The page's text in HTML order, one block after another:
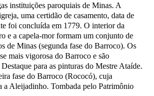
instituições paroquiais de Minas. A
uma certidão de casamento, data de
foi concluída em 1779. O interior da
e a capela-mor formam um conjunto de
de Minas (segunda fase do Barroco). Os
mais vigorosa do Barroco e são
para as pinturas do Mestre Ataíde.
fase do Barroco (Rococó), cuja
a Aleijadinho. Tombada pelo Patrimônio